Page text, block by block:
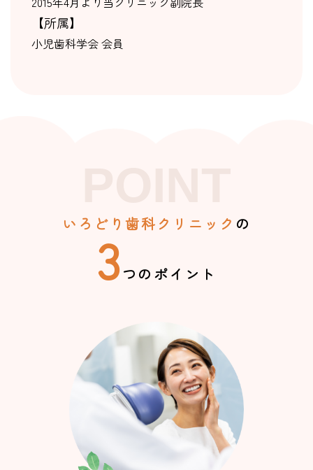
【所属】
小児歯科学会 会員
いろどり歯科クリニック の
3つのポイント